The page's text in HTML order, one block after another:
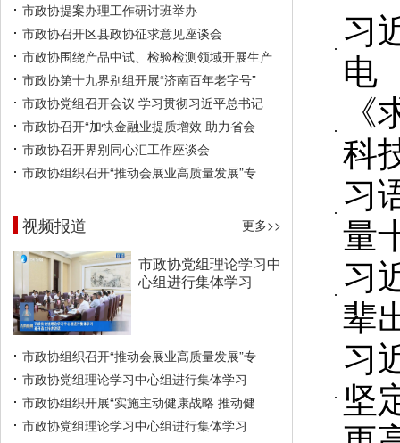
市政协提案办理工作研讨班举办
市政协召开区县政协征求意见座谈会
市政协围绕产品中试、检验检测领域开展生产
市政协第十九界别组开展“济南百年老字号”
市政协党组召开会议 学习贯彻习近平总书记
市政协召开“加快金融业提质增效 助力省会
市政协召开界别同心汇工作座谈会
市政协组织召开“推动会展业高质量发展”专
视频报道 更多>>
市政协党组理论学习中
心组进行集体学习
市政协组织召开“推动会展业高质量发展”专
市政协党组理论学习中心组进行集体学习
市政协组织开展“实施主动健康战略 推动健
市政协党组理论学习中心组进行集体学习
习
电
科
习
量
习
辈
习
坚